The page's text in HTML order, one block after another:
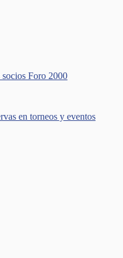
Foro 2000
en torneos y eventos